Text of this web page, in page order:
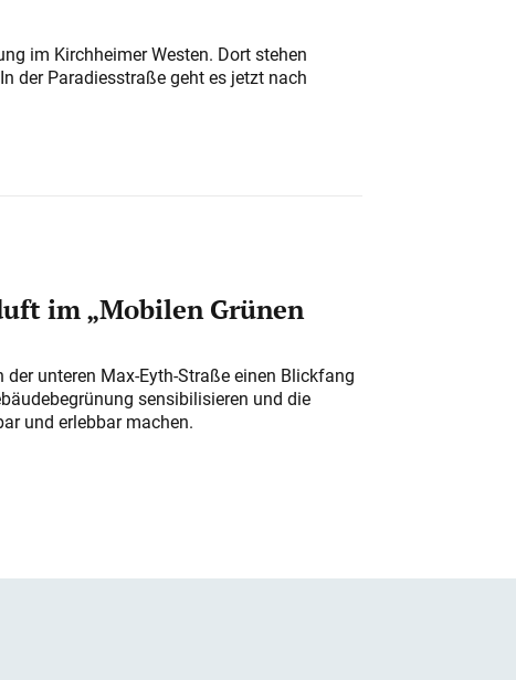
im Kirchheimer Westen. Dort stehen
der Paradiesstraße geht es jetzt nach
im „Mobilen Grünen
unteren Max-Eyth-Straße einen Blickfang
sensibilisieren und die
und erlebbar machen.